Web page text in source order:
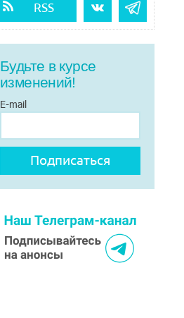
RSS
Будьте в курсе
изменений!
E-mail